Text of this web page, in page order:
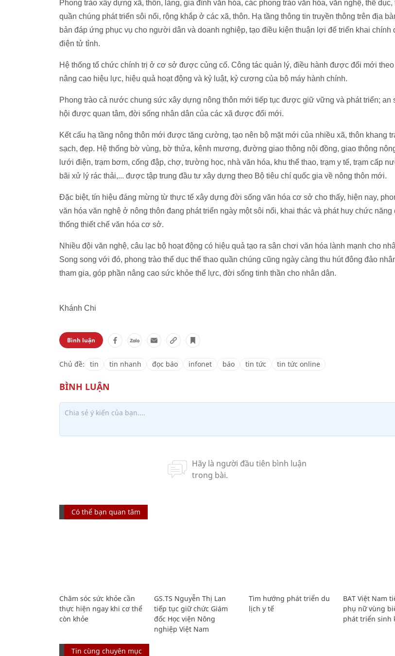
Phong trào xây dựng xã, thôn, làng, gia đình văn hóa, các phong trào văn hóa, văn nghệ, thể dục,
quần chúng phát triển sôi nổi, rộng khắp ở các xã, thôn. Hạ tầng thông tin truyền thông trên địa
bản đáp ứng phục vụ cho người dân và doanh nghiệp, tạo điều kiện thuận lợi để triển khai chính
điện tử tỉnh.
Hệ thống tổ chức chính trị ở cơ sở được củng cố. Công tác quản lý, điều hành được đổi mới
nâng cao hiệu lực, hiệu quả hoạt động và kỷ luật, kỷ cương của bộ máy hành chính.
Phong trào cả nước chung sức xây dựng nông thôn mới tiếp tục được giữ vững và phát triển; an
hội được quan tâm, đời sống nhân dân của các xã được đổi mới.
Kết cấu hạ tầng nông thôn mới được tăng cường, tạo nên bộ mặt mới của nhiều xã, thôn khang
sạch, đẹp. Hệ thống bờ vùng, bờ thửa, kênh mương, đường giao thông nội đồng, giao thông
lưới điện, trạm bơm, cống đập, chợ, trường học, nhà văn hóa, khu thể thao, trạm y tế, trạm cấp
bãi xử lý rác thải,... được tập trung đầu tư xây dựng theo Bộ tiêu chí quốc gia về nông thôn mới.
Đặc biệt, tín hiệu đáng mừng từ thực tế xây dựng đời sống văn hóa cơ sở cho thấy, hiện nay,
văn hóa văn nghệ ở nông thôn đang phát triển ngày một sôi nổi, khai thác và phát huy chức năng
thống thiết chế văn hóa cơ sở.
Nhiều đội văn nghệ, câu lạc bộ hoạt động có hiệu quả tạo ra sân chơi văn hóa lành mạnh cho
Song song với đó, phong trào thể dục thể thao quần chúng cũng ngày càng thu hút đông đảo
tham gia, góp phần nâng cao sức khỏe thể lực, đời sống tinh thần cho nhân dân.
Khánh Chi
Bình luận
Chủ đề: tin tin nhanh đọc báo infonet báo tin tức tin tức online
Có thể bạn quan tâm
Chăm sóc sức khỏe cần
thực hiện ngay khi cơ thể
còn khỏe
GS.TS Nguyễn Thị Lan
tiếp tục giữ chức Giám
đốc Học viện Nông
nghiệp Việt Nam
Tìm hướng phát triển du
lịch y tế
BAT Việt Nam
phụ nữ vùng
phát triển sinh
Tin cùng chuyên mục